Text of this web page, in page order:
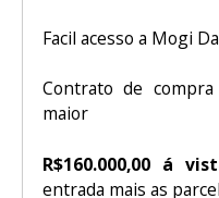
Facil acesso a Mogi
Contrato de
maior
R$160.000,00 á
entrada mais as